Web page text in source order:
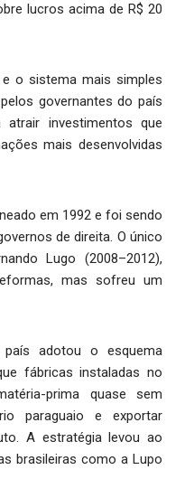
lucros acima de R$ 20
o sistema mais simples
governantes do país
investimentos que
mais desenvolvidas
em 1992 e foi sendo
de direita. O único
Lugo (2008–2012),
mas sofreu um
adotou o esquema
fábricas instaladas no
prima quase sem
paraguaio e exportar
A estratégia levou ao
brasileiras como a Lupo